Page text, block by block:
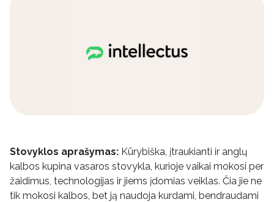
Stovyklos aprašymas: Kūrybiška, įtraukianti ir anglų
kalbos kupina vasaros stovykla, kurioje vaikai mokosi per
žaidimus, technologijas ir jiems įdomias veiklas. Čia jie ne
tik mokosi kalbos, bet ją naudoja kurdami, bendraudami